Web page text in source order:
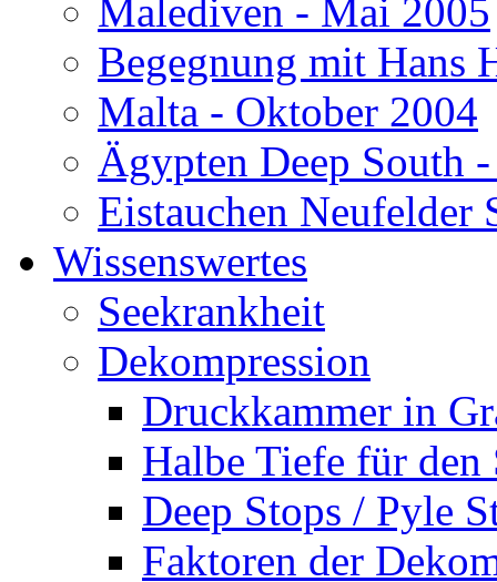
Malediven - Mai 2005
Begegnung mit Hans
Malta - Oktober 2004
Ägypten Deep South
Eistauchen Neufelder
Wissenswertes
Seekrankheit
Dekompression
Druckkammer in
Halbe Tiefe für den
Deep Stops / Pyle
Faktoren der